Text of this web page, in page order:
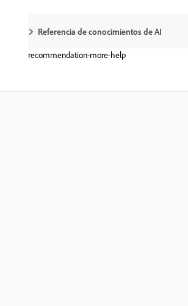
Referencia de conocimientos de AI
recommendation-more-help